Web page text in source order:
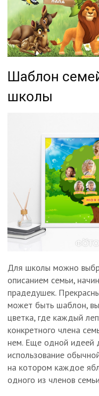
Шаблон
школы
Для школы можно
описанием семьи,
прадедушек.
может быть шаблон,
цветка, где каждый
конкретного члена
нем. Еще одной
использование
на котором каждое
одного из членов